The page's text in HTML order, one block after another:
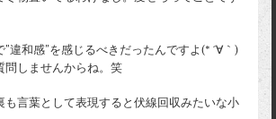
”違和感”を感じるべきだったんですよ(* ´∀｀)
問しませんからね。笑
も言葉として表現すると伏線回収みたいな小